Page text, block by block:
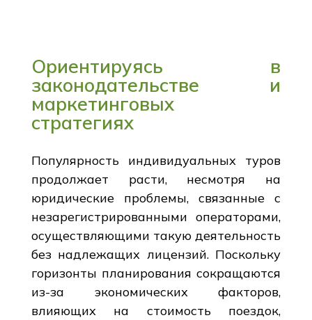
Ориентируясь в
законодательстве и
маркетинговых
стратегиях
Популярность индивидуальных туров
продолжает расти, несмотря на
юридические проблемы, связанные с
незарегистрированными операторами,
осуществляющими такую деятельность
без надлежащих лицензий. Поскольку
горизонты планирования сокращаются
из-за экономических факторов,
влияющих на стоимость поездок,